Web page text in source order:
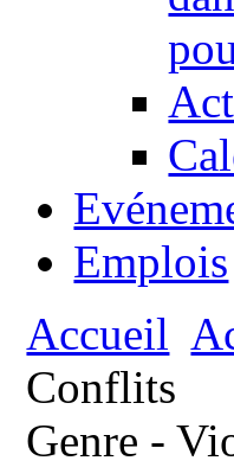
Emplois
Accueil
Conflits
Genre -